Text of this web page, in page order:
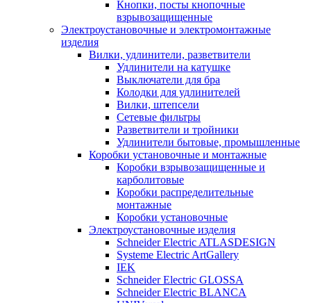
Кнопки, посты кнопочные
взрывозащищенные
Электроустановочные и электромонтажные
изделия
Вилки, удлинители, разветвители
Удлинители на катушке
Выключатели для бра
Колодки для удлинителей
Вилки, штепсели
Сетевые фильтры
Разветвители и тройники
Удлинители бытовые, промышленные
Коробки установочные и монтажные
Коробки взрывозащищенные и
карболитовые
Коробки распределительные
монтажные
Коробки установочные
Электроустановочные изделия
Schneider Electric ATLASDESIGN
Systeme Electric ArtGallery
IEK
Schneider Electric GLOSSA
Schneider Electric BLANCA